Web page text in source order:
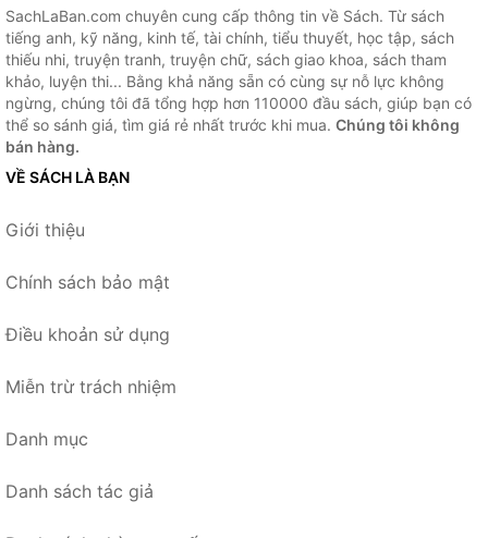
SachLaBan.com chuyên cung cấp thông tin về Sách. Từ sách
tiếng anh, kỹ năng, kinh tế, tài chính, tiểu thuyết, học tập, sách
thiếu nhi, truyện tranh, truyện chữ, sách giao khoa, sách tham
khảo, luyện thi... Bằng khả năng sẵn có cùng sự nỗ lực không
ngừng, chúng tôi đã tổng hợp hơn 110000 đầu sách, giúp bạn có
thể so sánh giá, tìm giá rẻ nhất trước khi mua. Chúng tôi không
bán hàng.
VỀ SÁCH LÀ BẠN
Giới thiệu
Chính sách bảo mật
Điều khoản sử dụng
Miễn trừ trách nhiệm
Danh mục
Danh sách tác giả